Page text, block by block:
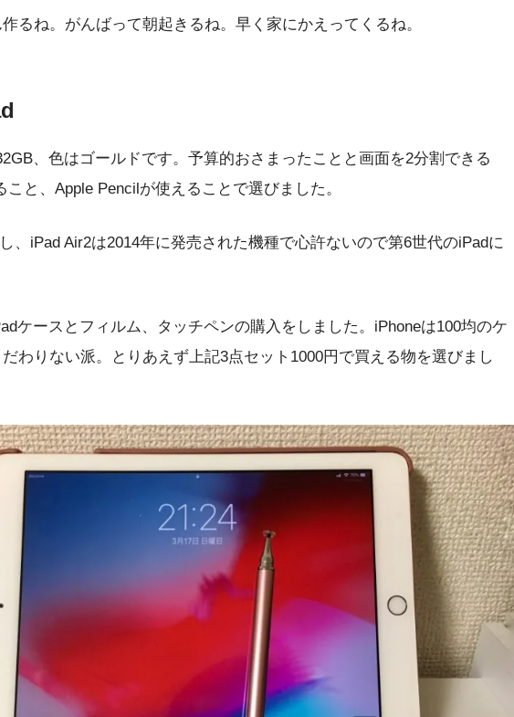
るね。がんばって朝起きるね。早く家にかえってくるね。
、色はゴールドです。予算的おさまったことと画面を2分割できる
と、Apple Pencilが使えることで選びました。
、iPad Air2は2014年に発売された機種で心許ないので第6世代のiPadに
ケースとフィルム、タッチペンの購入をしました。iPhoneは100均のケ
わりない派。とりあえず上記3点セット1000円で買える物を選びまし